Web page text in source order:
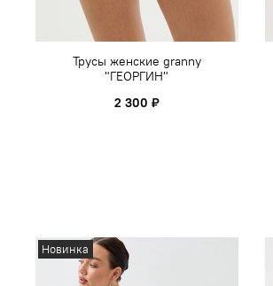
Трусы женские granny
"ГЕОРГИН"
2 300 ₽
Новинка